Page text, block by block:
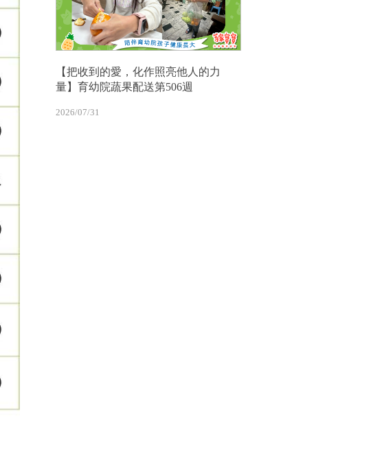
【把收到的愛，化作照亮他人的力
量】育幼院蔬果配送第506週
2026/07/31